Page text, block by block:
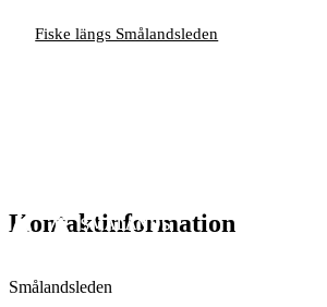
Fiske längs Smålandsleden
Kontaktinformation
Smålandsleden